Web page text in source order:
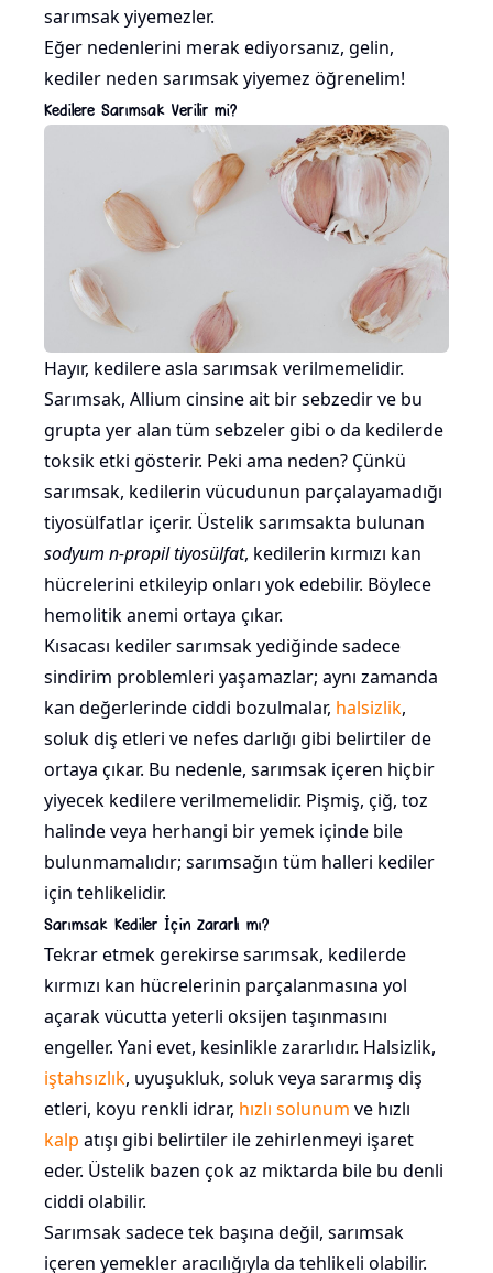
sarımsak yiyemezler.
Eğer nedenlerini merak ediyorsanız, gelin,
kediler neden sarımsak yiyemez öğrenelim!
Kedilere Sarımsak Verilir mi?
Hayır, kedilere asla sarımsak verilmemelidir.
Sarımsak, Allium cinsine ait bir sebzedir ve bu
grupta yer alan tüm sebzeler gibi o da kedilerde
toksik etki gösterir. Peki ama neden? Çünkü
sarımsak, kedilerin vücudunun parçalayamadığı
tiyosülfatlar içerir. Üstelik sarımsakta bulunan
sodyum n-propil tiyosülfat, kedilerin kırmızı kan
hücrelerini etkileyip onları yok edebilir. Böylece
hemolitik anemi ortaya çıkar.
Kısacası kediler sarımsak yediğinde sadece
sindirim problemleri yaşamazlar; aynı zamanda
kan değerlerinde ciddi bozulmalar, halsizlik,
soluk diş etleri ve nefes darlığı gibi belirtiler de
ortaya çıkar. Bu nedenle, sarımsak içeren hiçbir
yiyecek kedilere verilmemelidir. Pişmiş, çiğ, toz
halinde veya herhangi bir yemek içinde bile
bulunmamalıdır; sarımsağın tüm halleri kediler
için tehlikelidir.
Sarımsak Kediler İçin Zararlı mı?
Tekrar etmek gerekirse sarımsak, kedilerde
kırmızı kan hücrelerinin parçalanmasına yol
açarak vücutta yeterli oksijen taşınmasını
engeller. Yani evet, kesinlikle zararlıdır. Halsizlik,
iştahsızlık, uyuşukluk, soluk veya sararmış diş
etleri, koyu renkli idrar, hızlı solunum ve hızlı
kalp atışı gibi belirtiler ile zehirlenmeyi işaret
eder. Üstelik bazen çok az miktarda bile bu denli
ciddi olabilir.
Sarımsak sadece tek başına değil, sarımsak
içeren yemekler aracılığıyla da tehlikeli olabilir.